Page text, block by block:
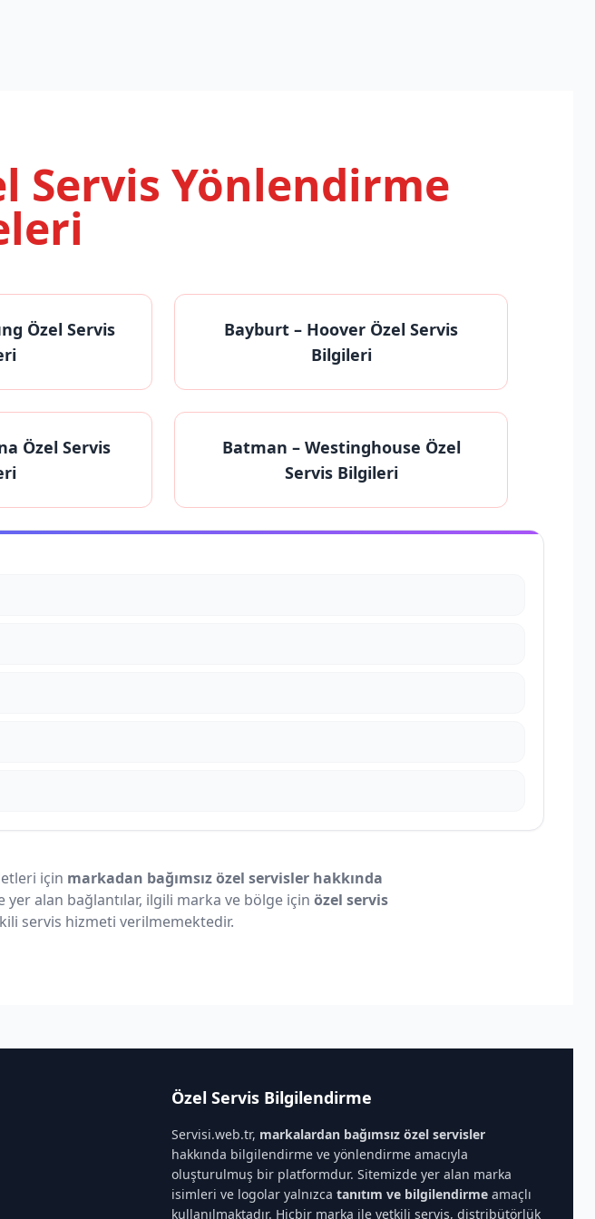
Servis Yönlendirme
Özel Servis
Bayburt – Hoover Özel Servis
Bilgileri
Özel Servis
Batman – Westinghouse Özel
Servis Bilgileri
için markadan bağımsız özel servisler hakkında
yer alan bağlantılar, ilgili marka ve bölge için özel servis
servis hizmeti verilmemektedir.
Özel Servis Bilgilendirme
Servisi.web.tr, markalardan bağımsız özel servisler
hakkında bilgilendirme ve yönlendirme amacıyla
oluşturulmuş bir platformdur. Sitemizde yer alan marka
isimleri ve logolar yalnızcatanıtım ve bilgilendirme amaçlı
kullanılmaktadır. Hiçbir marka ile yetkili servis, distribütörlük